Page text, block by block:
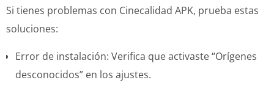
Si tienes problemas con Cinecalidad APK, prueba estas
soluciones:
Error de instalación: Verifica que activaste “Orígenes
desconocidos” en los ajustes.